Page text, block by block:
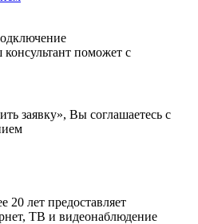
поможет с
заявку», Вы соглашаетесь с
лет предоставляет
ТВ и видеонаблюдение